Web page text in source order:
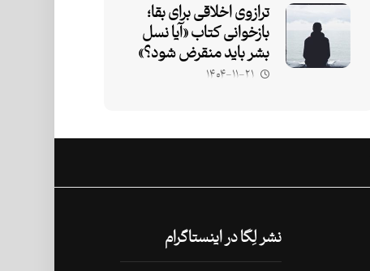
ترازوی اخلاقی برای بقا؛
بازخوانی کتاب «آیا نسل
بشر باید منقرض شود؟»
۱۴۰۴-۱۱-۲۱
نشر لِگا در اینستاگرام